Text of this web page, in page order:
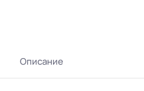
проведении внутренних
необходимости проведения
использоваться при
Описание